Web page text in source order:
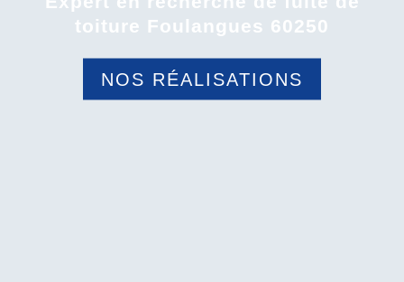
toiture Foulangues 60250
NOS RÉALISATIONS